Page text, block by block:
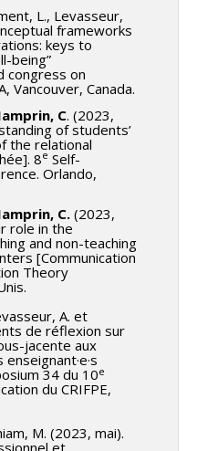
L., Levasseur,
frameworks
keys to
being”
congress on
Vancouver, Canada.
C. (2023,
of students’
the relational
8e Self-
Orlando,
C. (2023,
role in the
and non-teaching
[Communication
Theory
A. et
de réflexion sur
jacente aux
34 du 10e
du CRIFPE,
M. (2023, mai).